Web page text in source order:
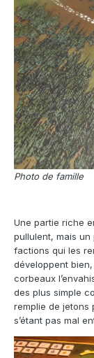
Photo de famille
Une partie riche
pullulent, mais
factions qui les
développent
corbeaux
des plus simple
remplie de jetons
s’étant pas mal